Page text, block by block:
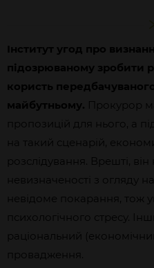
Інститут угод про
підозрюваному зробити
користь
майбутньому. Прокурор
пропозицій для нього, а
на такий сценарій,
розслідування. Врешті,
невизначеності з огляду
невідоме покарання, тож
психологічного стресу.
раціональний
провадження.